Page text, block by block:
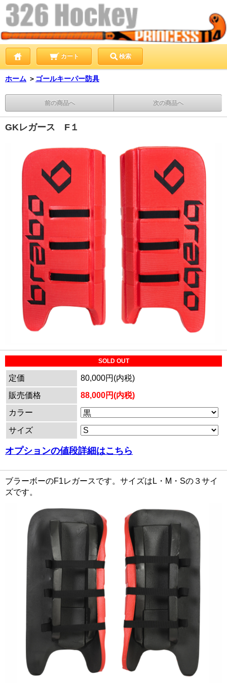
カート 検索
ホーム ＞ ゴールキーパー防具
前の商品へ 次の商品へ
GKレガース F１
SOLD OUT
定価
80,000円(内税)
販売価格
88,000円(内税)
カラー
サイズ
オプションの値段詳細はこちら
ブラーボーのF1レガースです。サイズはL・M・Sの３サイ
ズです。